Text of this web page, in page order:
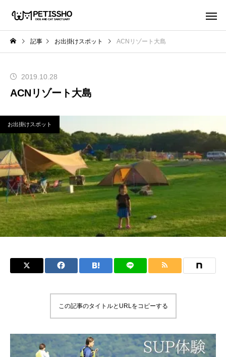
記事 お出掛けスポット ACNリゾート大島
2019.10.28
ACNリゾート大島
お出掛けスポット
この記事のタイトルとURLをコピーする